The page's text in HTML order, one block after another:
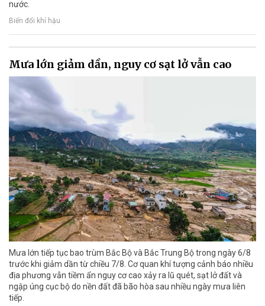
nước.
Biến đổi khí hậu
Mưa lớn giảm dần, nguy cơ sạt lở vẫn cao
Mưa lớn tiếp tục bao trùm Bắc Bộ và Bắc Trung Bộ trong ngày 6/8
trước khi giảm dần từ chiều 7/8. Cơ quan khí tượng cảnh báo nhiều
địa phương vẫn tiềm ẩn nguy cơ cao xảy ra lũ quét, sạt lở đất và
ngập úng cục bộ do nền đất đã bão hòa sau nhiều ngày mưa liên
tiếp.